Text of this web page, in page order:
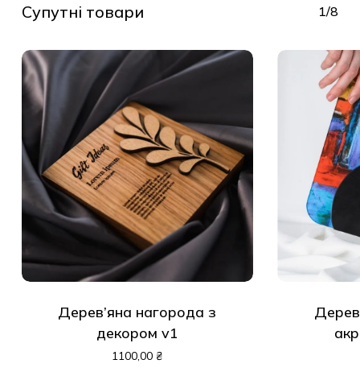
Супутні товари 1/8
Дерев’яна нагорода з
декором v1
1100,00 ₴